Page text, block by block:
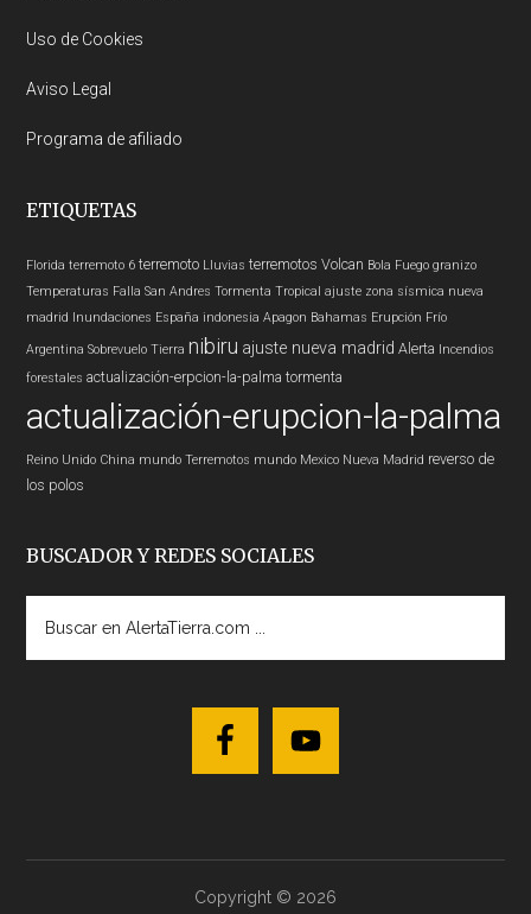
Uso de Cookies
Aviso Legal
Programa de afiliado
ETIQUETAS
Florida terremoto 6 terremoto Lluvias terremotos Volcan Bola Fuego granizo
Temperaturas Falla San Andres Tormenta Tropical ajuste zona sísmica nueva
madrid Inundaciones España indonesia Apagon Bahamas Erupción Frío
Argentina Sobrevuelo Tierra nibiru ajuste nueva madrid Alerta Incendios
forestales actualización-erpcion-la-palma tormenta
actualización-erupcion-la-palma
Reino Unido China mundo Terremotos mundo Mexico Nueva Madrid reverso de
los polos
BUSCADOR Y REDES SOCIALES
AlertaTierra.com
Copyright © 2026